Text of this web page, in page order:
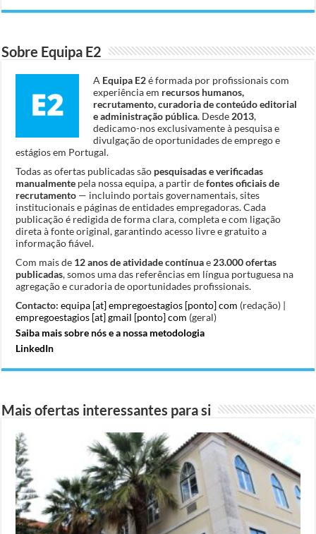
Sobre Equipa E2
A Equipa E2é formada por profissionais com
experiência em recursos humanos,
recrutamento, curadoria de conteúdo editorial
e administração pública. Desde 2013,
dedicamo-nos exclusivamente à pesquisa e
divulgação de oportunidades de emprego e
estágios em Portugal.
Todas as ofertas publicadas são pesquisadas e verificadas
manualmente pela nossa equipa, a partir defontes oficiais de
recrutamento — incluindo portais governamentais, sites
institucionais e páginas de entidades empregadoras. Cada
publicação é redigida de forma clara, completa e com ligação
direta à fonte original, garantindo acesso livre e gratuito a
informação fiável.
Com mais de 12 anos de atividade contínuae 23.000 ofertas
publicadas, somos uma das referências em língua portuguesa na
agregação e curadoria de oportunidades profissionais.
Contacto: equipa [at] empregoestagios [ponto] com (redação) |
empregoestagios [at] gmail [ponto] com (geral)
Saiba mais sobre nós e a nossa metodologia
LinkedIn
Mais ofertas interessantes para si